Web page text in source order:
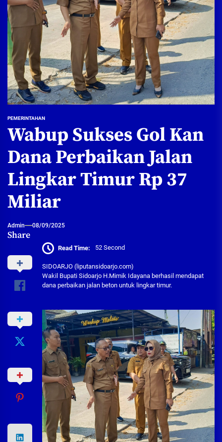
PEMERINTAHAN
Wabup Sukses Gol Kan
Dana Perbaikan Jalan
Lingkar Timur Rp 37
Miliar
Admin 08/09/2025
Share
Read Time: 52 Second
SIDOARJO (liputansidoarjo.com)
Wakil Bupati Sidoarjo H.Mimik Idayana berhasil mendapat
dana perbaikan jalan beton untuk lingkar timur.